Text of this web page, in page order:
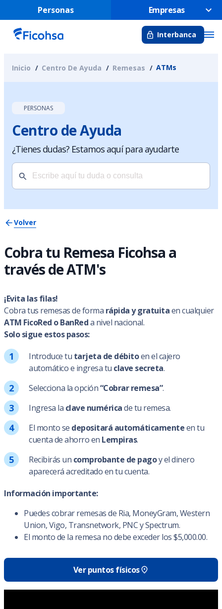
Personas Empresas
Interbanca
Inicio Centro De Ayuda Remesas ATMs
PERSONAS
Centro de Ayuda
¿Tienes dudas? Estamos aquí para ayudarte
Volver
Cobra tu Remesa Ficohsa a
través de ATM's
¡Evita las filas!
Cobra tus remesas de forma rápida y gratuitaen cualquier
ATM FicoRed o BanReda nivel nacional.
Solo sigue estos pasos:
Introduce tu tarjeta de débitoen el cajero
automático e ingresa tu clave secreta.
Selecciona la opción“Cobrar remesa”.
Ingresa la clave numéricade tu remesa.
El monto se depositará automáticamenteen tu
cuenta de ahorro en Lempiras.
Recibirás un comprobante de pagoy el dinero
aparecerá acreditado en tu cuenta.
Información importante:
Puedes cobrar remesas de Ria, MoneyGram, Western
Union, Vigo, Transnetwork, PNC y Spectrum.
El monto de la remesa no debe exceder los $5,000.00.
Ver puntos físicos